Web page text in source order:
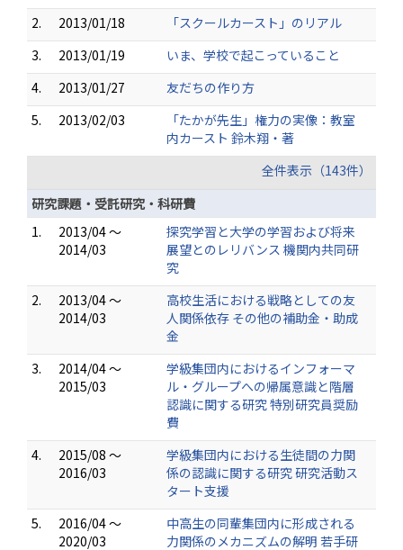
2.
2013/01/18
「スクールカースト」のリアル
3.
2013/01/19
いま、学校で起こっていること
4.
2013/01/27
友だちの作り方
5.
2013/02/03
「たかが先生」権力の実像：教室
内カースト 鈴木翔・著
全件表示（143件）
研究課題・受託研究・科研費
1.
2013/04 ～
2014/03
探究学習と大学の学習および将来
展望とのレリバンス 機関内共同研
究
2.
2013/04 ～
2014/03
高校生活における戦略としての友
人関係依存 その他の補助金・助成
金
3.
2014/04 ～
2015/03
学級集団内におけるインフォーマ
ル・グループへの帰属意識と階層
認識に関する研究 特別研究員奨励
費
4.
2015/08 ～
2016/03
学級集団内における生徒間の力関
係の認識に関する研究 研究活動ス
タート支援
5.
2016/04 ～
2020/03
中高生の同輩集団内に形成される
力関係のメカニズムの解明 若手研